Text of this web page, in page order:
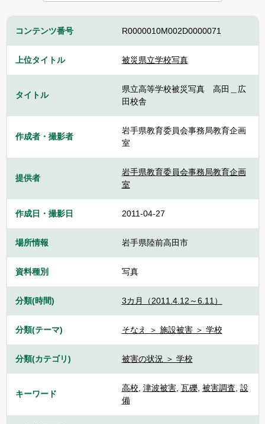
コンテンツ番号 R0000010M002D0000071
上位タイトル 被災県立学校写真
タイトル
県立高等学校被災写真 高田＿広
田校舎
作成者・撮影者
岩手県教育委員会事務局教育企画
室
提供者
岩手県教育委員会事務局教育企画
室
作成日・撮影日 2011-04-27
場所情報 岩手県陸前高田市
資料種別 写真
分類(時間) 3カ月（2011.4.12～6.11）
分類(テーマ) そなえ ＞ 施設被害 ＞ 学校
分類(カテゴリ) 被害の状況 ＞ 学校
キーワード
高校, 津波被害, 瓦礫, 被害調査, 設
備